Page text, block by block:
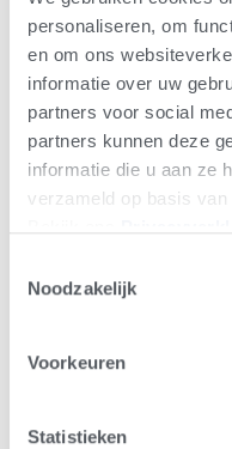
personaliseren, om
en om ons
informatie over uw
partners voor social
partners kunnen deze
informatie die u aan ze
verzameld op basis
Noodzakelijk
Voorkeuren
Statistieken
160 dagen aan de
gemiddelde
te behalen.
Vraag advies bij uw
wenst te weten over